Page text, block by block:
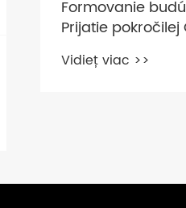
Formovanie
Prijatie pokročilej
Vidieť viac >>